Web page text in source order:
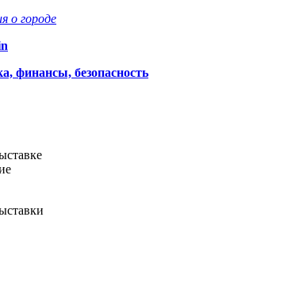
о городе
финансы, безопасность